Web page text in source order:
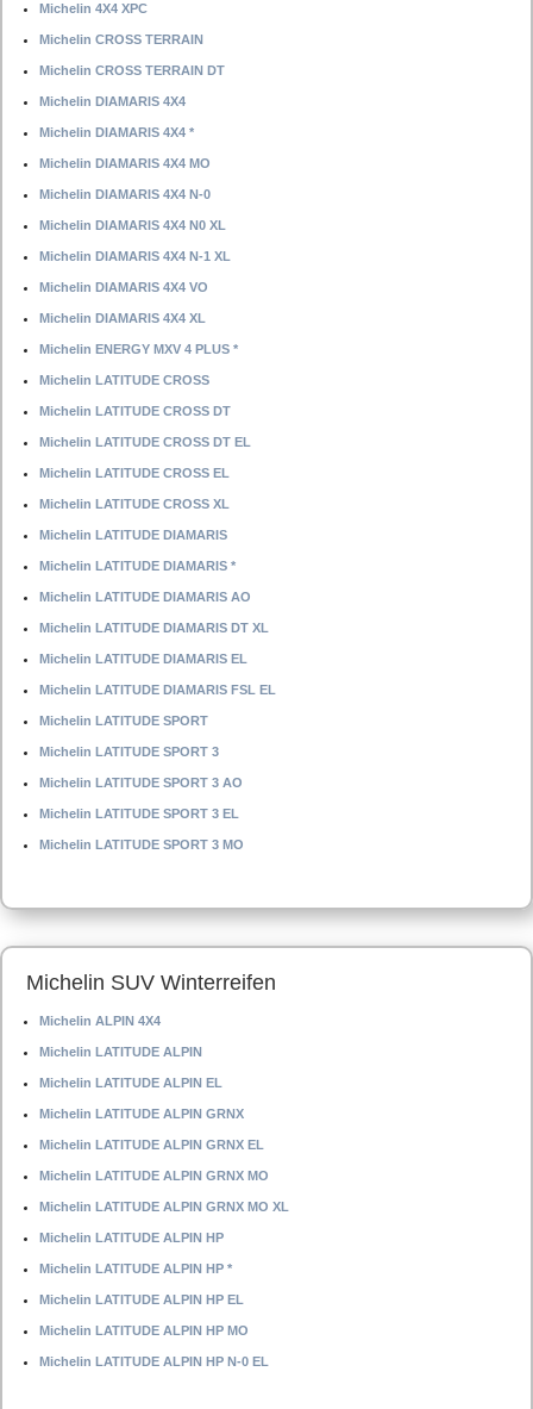
Michelin 4X4 XPC
Michelin CROSS TERRAIN
Michelin CROSS TERRAIN DT
Michelin DIAMARIS 4X4
Michelin DIAMARIS 4X4 *
Michelin DIAMARIS 4X4 MO
Michelin DIAMARIS 4X4 N-0
Michelin DIAMARIS 4X4 N0 XL
Michelin DIAMARIS 4X4 N-1 XL
Michelin DIAMARIS 4X4 VO
Michelin DIAMARIS 4X4 XL
Michelin ENERGY MXV 4 PLUS *
Michelin LATITUDE CROSS
Michelin LATITUDE CROSS DT
Michelin LATITUDE CROSS DT EL
Michelin LATITUDE CROSS EL
Michelin LATITUDE CROSS XL
Michelin LATITUDE DIAMARIS
Michelin LATITUDE DIAMARIS *
Michelin LATITUDE DIAMARIS AO
Michelin LATITUDE DIAMARIS DT XL
Michelin LATITUDE DIAMARIS EL
Michelin LATITUDE DIAMARIS FSL EL
Michelin LATITUDE SPORT
Michelin LATITUDE SPORT 3
Michelin LATITUDE SPORT 3 AO
Michelin LATITUDE SPORT 3 EL
Michelin LATITUDE SPORT 3 MO
Michelin SUV Winterreifen
Michelin ALPIN 4X4
Michelin LATITUDE ALPIN
Michelin LATITUDE ALPIN EL
Michelin LATITUDE ALPIN GRNX
Michelin LATITUDE ALPIN GRNX EL
Michelin LATITUDE ALPIN GRNX MO
Michelin LATITUDE ALPIN GRNX MO XL
Michelin LATITUDE ALPIN HP
Michelin LATITUDE ALPIN HP *
Michelin LATITUDE ALPIN HP EL
Michelin LATITUDE ALPIN HP MO
Michelin LATITUDE ALPIN HP N-0 EL